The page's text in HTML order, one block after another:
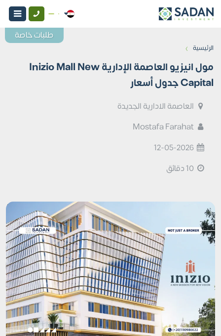
الرئيسية ›
مول انيزيو العاصمة الإدارية Inizio Mall New
Capital جدول أسعار
العاصمة الادارية الجديدة
Mostafa Farahat
12-05-2026
طلبات خاصة